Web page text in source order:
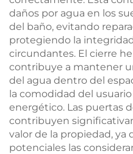
daños por agua en los
del baño, evitando
protegiendo la
circundantes. El cierre
contribuye a mantener
del agua dentro del
la comodidad del
energético. Las puertas
contribuyen
valor de la propiedad, ya
potenciales las